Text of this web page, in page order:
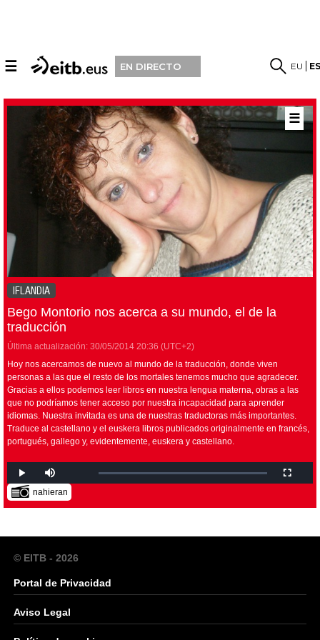
☰ EN DIRECTO EU
☰
IFLANDIA
Bego Montorio nos acerca a su mundo, el de la
traducción
Última actualización: 30/05/2014 20:36 (UTC+2)
Hoy nos acercamos de nuevo al mundo de la traducción, donde viven
personas a las que el resto de los mortales tenemos mucho que agradecer.
Gracias a ellos podemos leer libros en nuestra lengua materna, obras a las
que no podríamos tener acceso por nuestra incapacidad para aprender
idiomas. Nuestra invitada es una de nuestras traductoras más importantes.
Traduce al castellano y el euskera libros publicados originalmente en francés,
portugués, gallego y, evidentemente, euskera y castellano.
nahieran
© EITB - 2026
Portal de Privacidad
Aviso Legal